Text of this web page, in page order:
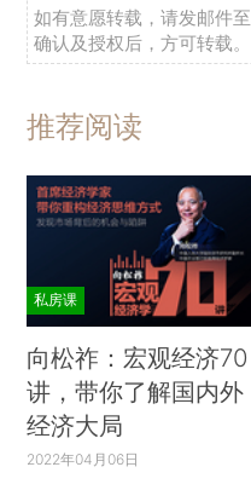
如有意愿转载，请发邮件至
确认及授权后，方可转载。
推荐阅读
私房课
向松祚：宏观经济70
讲，带你了解国内外
经济大局
2022年04月06日